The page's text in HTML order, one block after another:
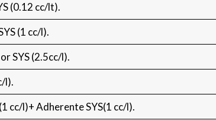
(0.12 cc/lt).
(1 cc/l).
SYS (2.5cc/l).
l).
cc/l)+ Adherente SYS(1 cc/l).